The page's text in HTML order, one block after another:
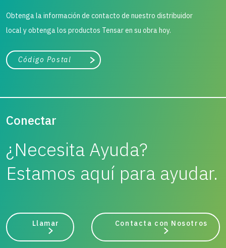
Obtenga la información de contacto de nuestro distribuidor
local y obtenga los productos Tensar en su obra hoy.
Ciudad, estado o código postal
Buscar
Conectar
¿Necesita Ayuda?
Estamos aquí para ayudar.
Llamar Contacta con Nosotros